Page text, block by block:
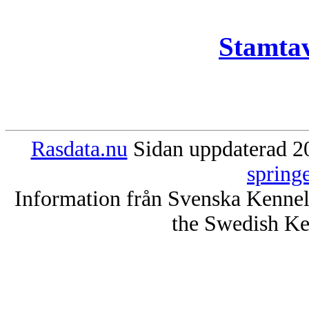
Rasdata.nu Sidan uppdaterad
Information från Svenska
the Swedish